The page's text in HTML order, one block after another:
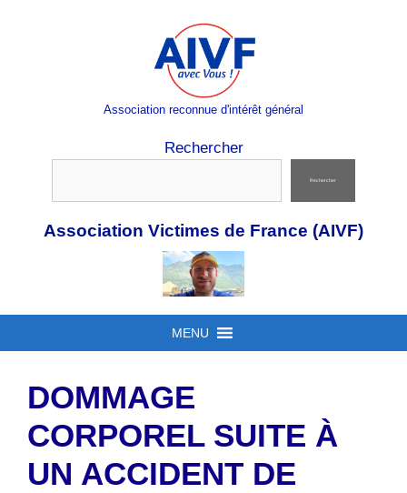
Association reconnue d'intérêt général
Rechercher
Rechercher
Association Victimes de France (AIVF)
MENU
DOMMAGE
CORPOREL SUITE À
UN ACCIDENT DE